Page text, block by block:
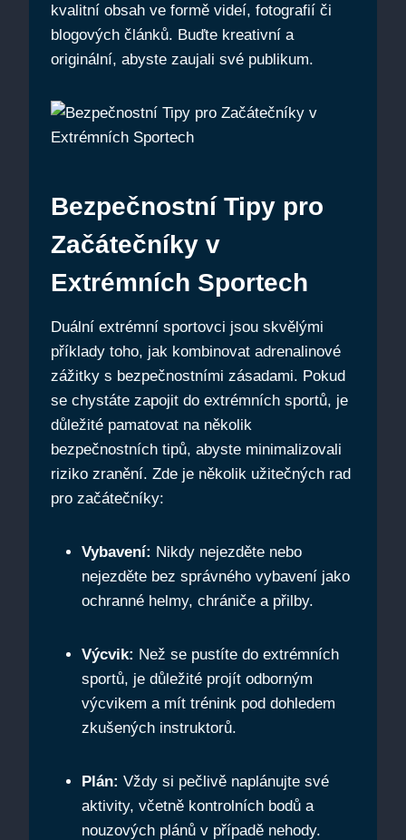
kvalitní obsah ve formě videí, fotografií či
blogových článků. Buďte kreativní a
originální, abyste zaujali své publikum.
Bezpečnostní Tipy pro
Začátečníky v
Extrémních Sportech
Duální extrémní sportovci jsou skvělými
příklady toho, jak kombinovat adrenalinové
zážitky s bezpečnostními zásadami. Pokud
se chystáte zapojit do extrémních sportů, je
důležité pamatovat na několik
bezpečnostních tipů, abyste minimalizovali
riziko zranění. Zde je několik užitečných rad
pro začátečníky:
Vybavení: Nikdy nejezděte nebo
nejezděte bez správného vybavení jako
ochranné helmy, chrániče a přilby.
Výcvik: Než se pustíte do extrémních
sportů, je důležité projít odborným
výcvikem a mít trénink pod dohledem
zkušených instruktorů.
Plán: Vždy si pečlivě naplánujte své
aktivity, včetně kontrolních bodů a
nouzových plánů v případě nehody.